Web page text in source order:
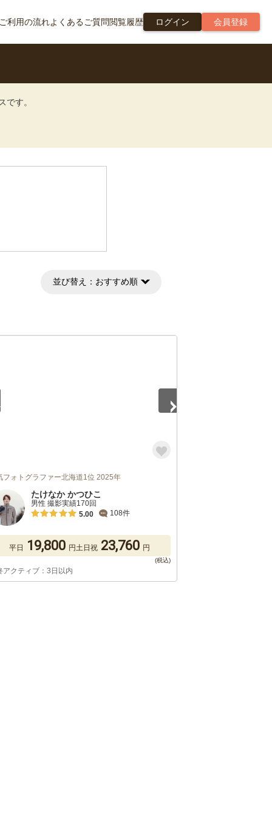
ご利用の流れよくあるご質問閲覧履歴 ログイン 会員登録
です。
並び替え： おすすめ順
フォトグラファー北海道1位 2025年
たけなか かつひこ
男性 撮影実績170回
5.00
108件
平日 19,800 円土日祝 23,760 円
アクティブ：3日以内